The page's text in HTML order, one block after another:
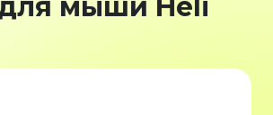
мыши Heli